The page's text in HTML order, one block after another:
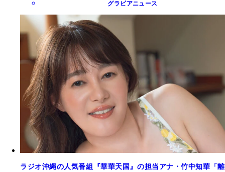
グラビアニュース
ラジオ沖縄の人気番組『華華天国』の担当アナ・竹中知華「離